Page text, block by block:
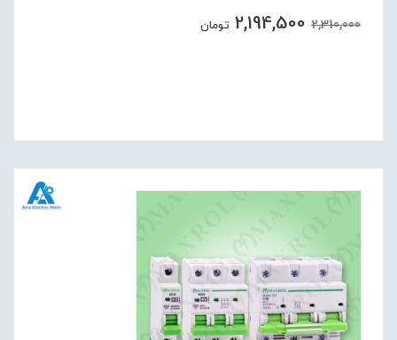
2,310,000
2,194,500 تومان